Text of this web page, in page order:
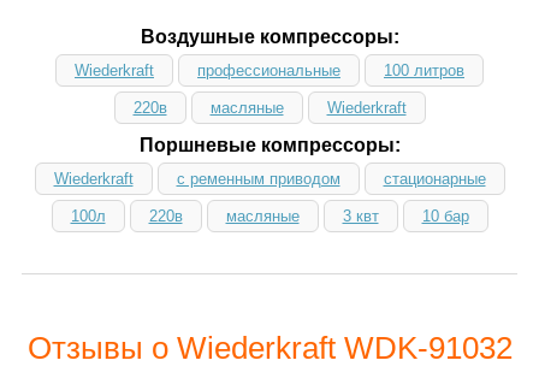
Воздушные компрессоры:
Wiederkraft профессиональные 100 литров
220в масляные Wiederkraft
Поршневые компрессоры:
Wiederkraft с ременным приводом стационарные
100л 220в масляные 3 квт 10 бар
Отзывы о Wiederkraft WDK-91032